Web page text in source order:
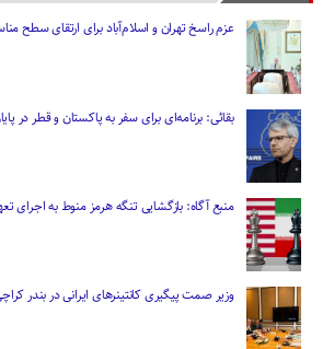
عزم راسخ تهران و اسلام‌آباد برای ارتقای سطح
بقائی: برنامه‌ای برای سفر به پاکستان و قطر در
منبع آگاه: بازگشایی تنگه هرمز منوط به اجرای
وزیر صمت پیگیری کانتینر‌های ایرانی در بندر